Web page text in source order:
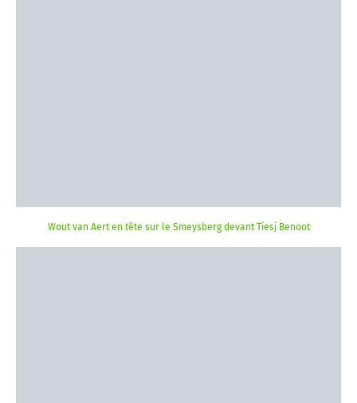
Wout van Aert en tête sur le Smeysberg devant Tiesj Benoot